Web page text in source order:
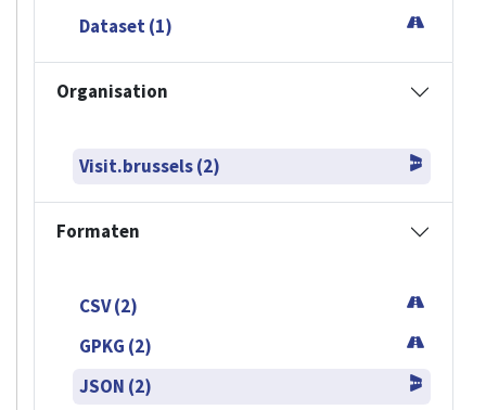
Dataset (1)
Organisation
Visit.brussels (2)
Formaten
CSV (2)
GPKG (2)
JSON (2)